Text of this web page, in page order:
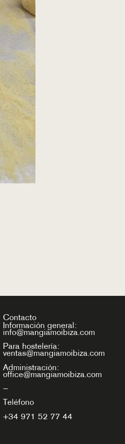
Contacto
Información general:
info@mangiamoibiza.com
Para hostelería:
ventas@mangiamoibiza.com
Administración:
office@mangiamoibiza.com
—
Teléfono
+34 971 52 77 44